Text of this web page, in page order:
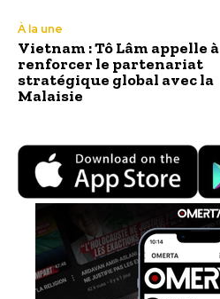
À la une
Vietnam : Tô Lâm appelle à
renforcer le partenariat
stratégique global avec la
Malaisie